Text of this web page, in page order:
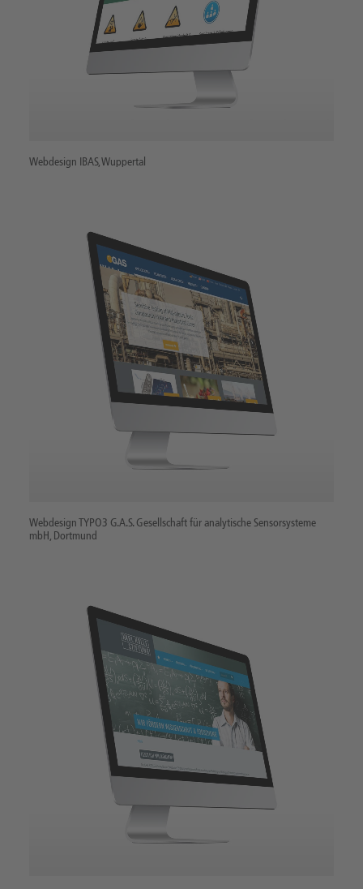
Webdesign IBAS, Wuppertal
Webdesign TYPO3 G.A.S. Gesellschaft für analytische Sensorsysteme
mbH, Dortmund